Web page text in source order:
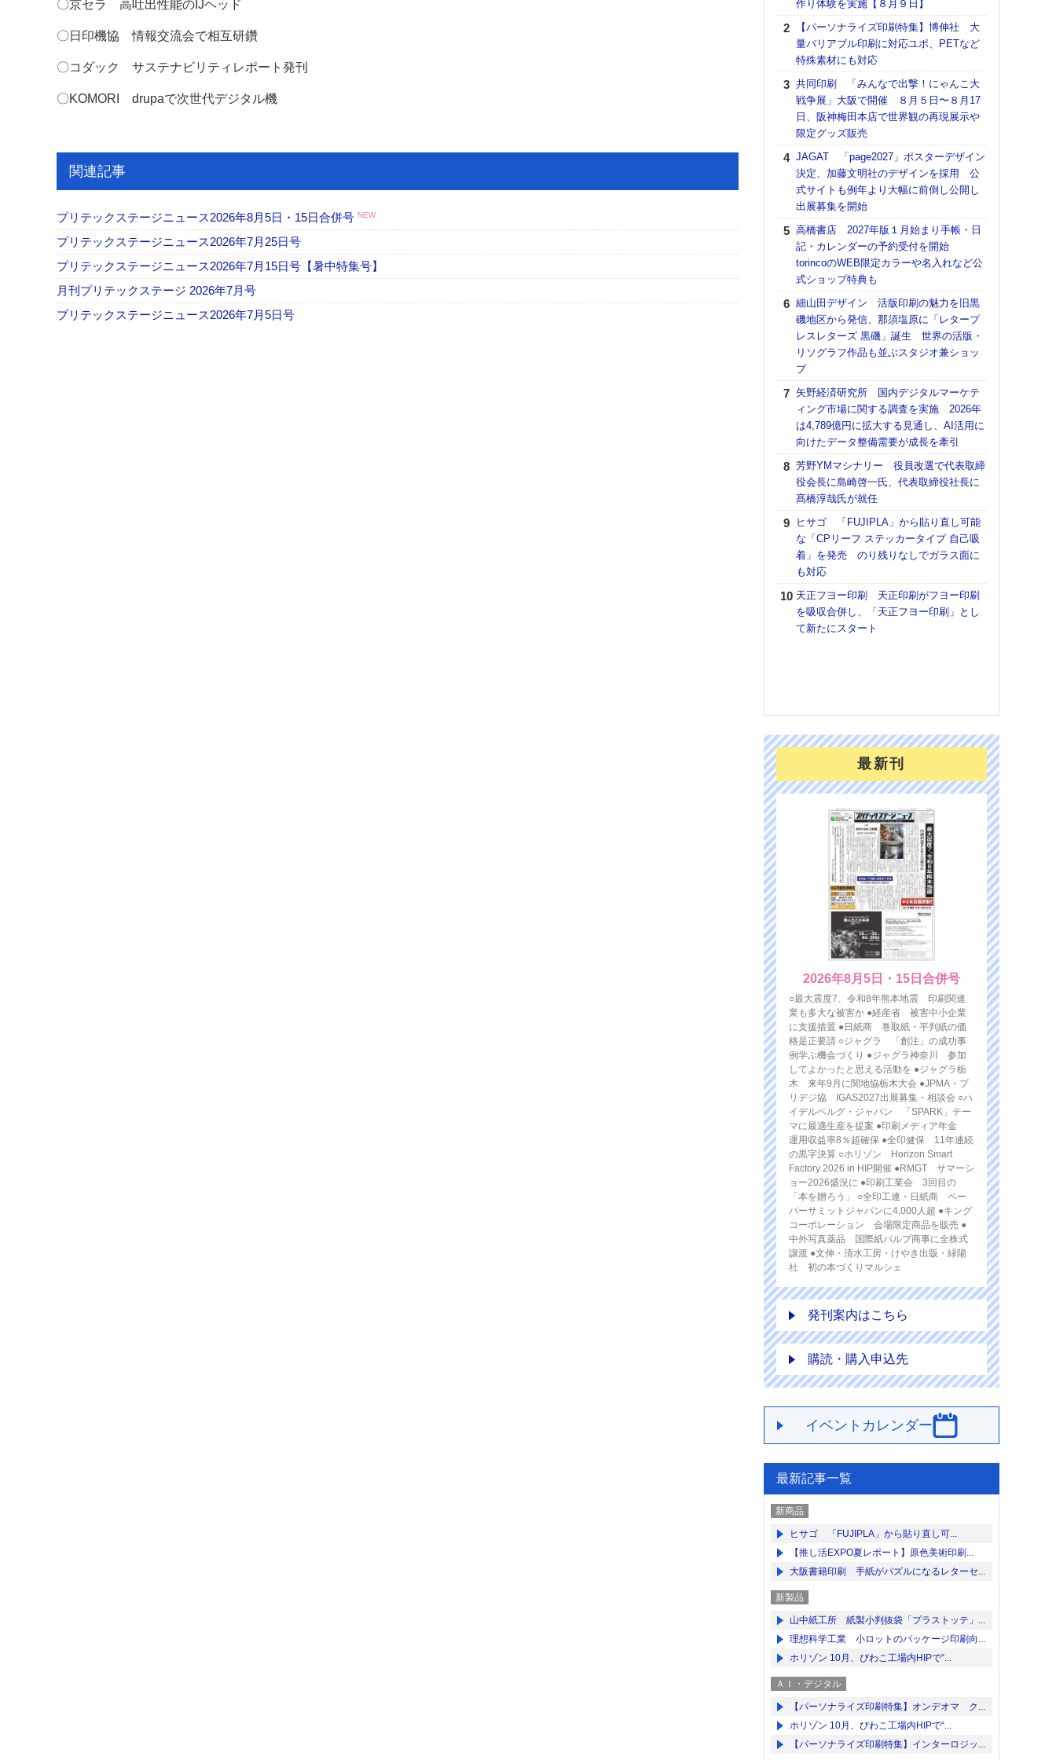
〇京セラ 高吐出性能のIJヘッド
〇日印機協 情報交流会で相互研鑽
〇コダック サステナビリティレポート発刊
〇KOMORI drupaで次世代デジタル機
関連記事
プリテックステージニュース2026年8月5日・15日合併号 NEW
プリテックステージニュース2026年7月25日号
プリテックステージニュース2026年7月15日号【暑中特集号】
月刊プリテックステージ 2026年7月号
プリテックステージニュース2026年7月5日号
作り体験を実施【８月９日】
【パーソナライズ印刷特集】博伸社 大
量バリアブル印刷に対応ユポ、PETなど
特殊素材にも対応
共同印刷 「みんなで出撃！にゃんこ大
戦争展」大阪で開催 ８月５日〜８月17
日、阪神梅田本店で世界観の再現展示や
限定グッズ販売
JAGAT 「page2027」ポスターデザイン
決定、加藤文明社のデザインを採用 公
式サイトも例年より大幅に前倒し公開し
出展募集を開始
高橋書店 2027年版１月始まり手帳・日
記・カレンダーの予約受付を開始
torincoのWEB限定カラーや名入れなど公
式ショップ特典も
細山田デザイン 活版印刷の魅力を旧黒
磯地区から発信、那須塩原に「レタープ
レスレターズ 黒磯」誕生 世界の活版・
リソグラフ作品も並ぶスタジオ兼ショッ
プ
矢野経済研究所 国内デジタルマーケテ
ィング市場に関する調査を実施 2026年
は4,789億円に拡大する見通し、AI活用に
向けたデータ整備需要が成長を牽引
芳野YMマシナリー 役員改選で代表取締
役会長に島崎啓一氏、代表取締役社長に
髙橋淳哉氏が就任
ヒサゴ 「FUJIPLA」から貼り直し可能
な「CPリーフ ステッカータイプ 自己吸
着」を発売 のり残りなしでガラス面に
も対応
天正フヨー印刷 天正印刷がフヨー印刷
を吸収合併し、「天正フヨー印刷」とし
て新たにスタート
最新刊
2026年8月5日・15日合併号
○最大震度7、令和8年熊本地震 印刷関連
業も多大な被害か ●経産省 被害中小企業
に支援措置 ●日紙商 巻取紙・平判紙の価
格是正要請 ○ジャグラ 「創注」の成功事
例学ぶ機会づくり ●ジャグラ神奈川 参加
してよかったと思える活動を ●ジャグラ栃
木 来年9月に関地協栃木大会 ●JPMA・プ
リデジ協 IGAS2027出展募集・相談会 ○ハ
イデルベルグ・ジャパン 「SPARK」テー
マに最適生産を提案 ●印刷メディア年金
運用収益率8％超確保 ●全印健保 11年連続
の黒字決算 ○ホリゾン Horizon Smart
Factory 2026 in HIP開催 ●RMGT サマーシ
ョー2026盛況に ●印刷工業会 3回目の
「本を贈ろう」 ○全印工連・日紙商 ペー
パーサミットジャパンに4,000人超 ●キング
コーポレーション 会場限定商品を販売 ●
中外写真薬品 国際紙パルプ商事に全株式
譲渡 ●文伸・清水工房・けやき出版・緑陽
社 初の本づくりマルシェ
発刊案内はこちら
購読・購入申込先
イベントカレンダー
最新記事一覧
新商品
ヒサゴ 「FUJIPLA」から貼り直し可...
【推し活EXPO夏レポート】原色美術印刷...
大阪書籍印刷 手紙がパズルになるレターセ...
新製品
山中紙工所 紙製小判抜袋「プラストッテ」...
理想科学工業 小ロットのパッケージ印刷向...
ホリゾン 10月、びわこ工場内HIPで“...
ＡＩ・デジタル
【パーソナライズ印刷特集】オンデオマ ク...
ホリゾン 10月、びわこ工場内HIPで“...
【パーソナライズ印刷特集】インターロジッ...